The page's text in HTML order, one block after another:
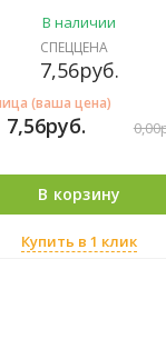
В наличии
СПЕЦЦЕНА
7,56руб.
(ваша цена)
7,56руб. 0,00
В корзину
Купить в 1 клик